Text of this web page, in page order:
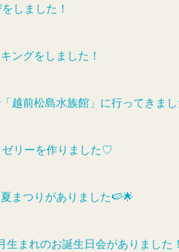
しました！
ングをしました！
越前松島水族館」に行ってきま
ゼリーを作りました♡
まつりがありました🍉🌟
生まれのお誕生日会がありました